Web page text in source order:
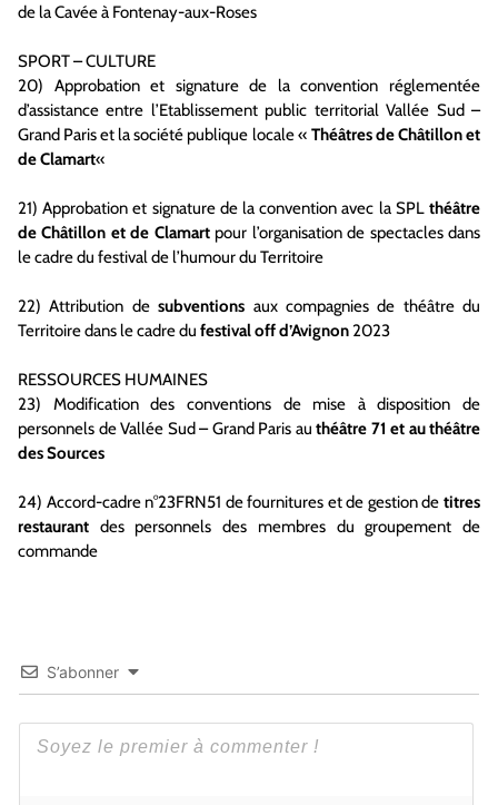
de la Cavée à Fontenay-aux-Roses
SPORT – CULTURE
20) Approbation et signature de la convention réglementée
d’assistance entre l’Etablissement public territorial Vallée Sud –
Grand Paris et la société publique locale « Théâtres de Châtillon et
de Clamart«
21) Approbation et signature de la convention avec la SPL théâtre
de Châtillon et de Clamartpour l’organisation de spectacles dans
le cadre du festival de l’humour du Territoire
22) Attribution desubventions aux compagnies de théâtre du
Territoire dans le cadre du festival off d’Avignon 2023
RESSOURCES HUMAINES
23) Modification des conventions de mise à disposition de
personnels de Vallée Sud – Grand Paris au théâtre 71 et au théâtre
des Sources
24) Accord-cadre n°23FRN51 de fournitures et de gestion de titres
restaurant des personnels des membres du groupement de
commande
S’abonner